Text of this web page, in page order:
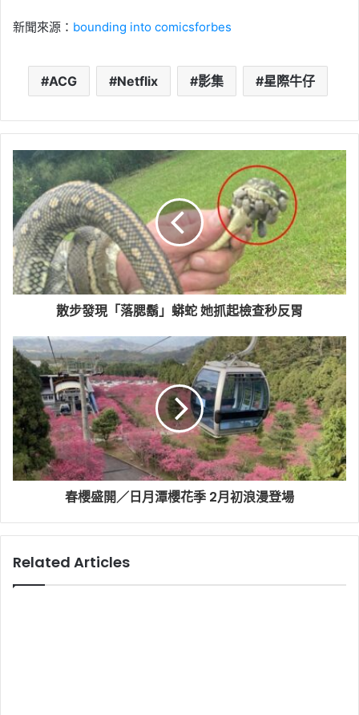
新聞來源： bounding into comicsforbes
ACG Netflix 影集 星際牛仔
散步發現「落腮鬍」蟒蛇 她抓起檢查秒反胃
春櫻盛開／日月潭櫻花季 2月初浪漫登場
Related Articles